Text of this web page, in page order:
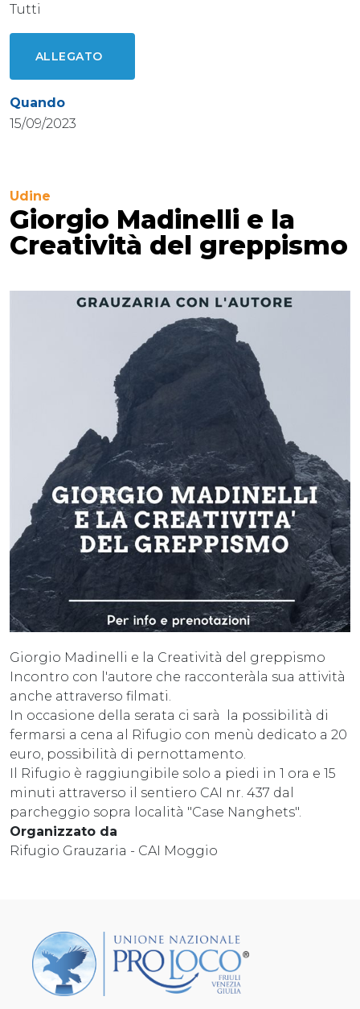
Tutti
ALLEGATO
Quando
15/09/2023
Udine
Giorgio Madinelli e la
Creatività del greppismo
Giorgio Madinelli e la Creatività del greppismo
Incontro con l'autore che racconteràla sua attività
anche attraverso filmati.
In occasione della serata ci sarà la possibilità di
fermarsi a cena al Rifugio con menù dedicato a 20
euro, possibilità di pernottamento.
Il Rifugio è raggiungibile solo a piedi in 1 ora e 15
minuti attraverso il sentiero CAI nr. 437 dal
parcheggio sopra località "Case Nanghets".
Organizzato da
Rifugio Grauzaria - CAI Moggio